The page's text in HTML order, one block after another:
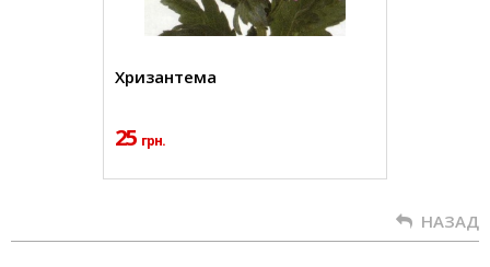
Хризантема
25 грн.
НАЗАД